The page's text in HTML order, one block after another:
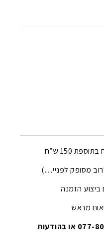
150 ש”ח
ביצוע הזמנה
מראש
מוקד הזמנות ובירורים: 077-8053030 או בהודעות